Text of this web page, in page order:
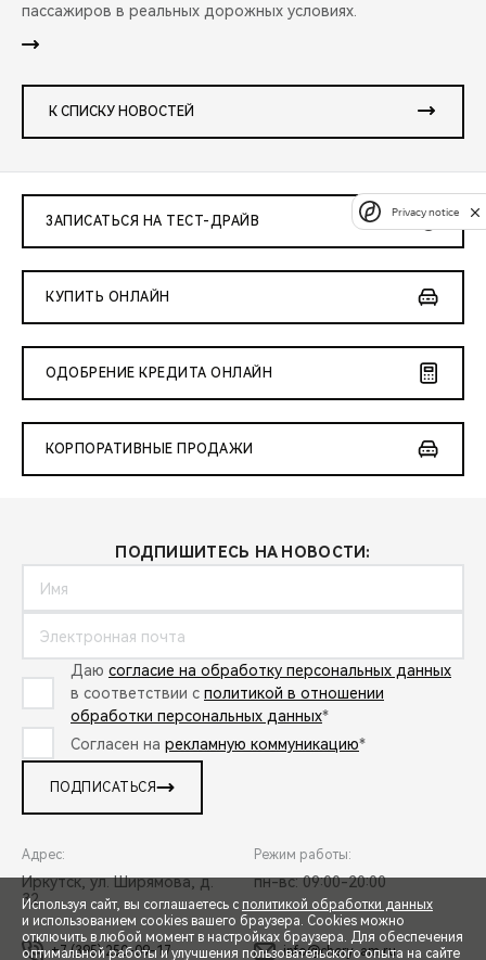
пассажиров в реальных дорожных условиях.
К СПИСКУ НОВОСТЕЙ
ЗАПИСАТЬСЯ НА ТЕСТ-ДРАЙВ
КУПИТЬ ОНЛАЙН
ОДОБРЕНИЕ КРЕДИТА ОНЛАЙН
КОРПОРАТИВНЫЕ ПРОДАЖИ
ПОДПИШИТЕСЬ НА НОВОСТИ:
Даю согласие на обработку персональных данных
в соответствии с политикой в отношении
обработки персональных данных*
Согласен на рекламную коммуникацию*
ПОДПИСАТЬСЯ
Адрес:
Иркутск, ул. Ширямова, д.
32
Режим работы:
пн-вс: 09:00-20:00
+7 (395) 250-09-17 info@chery-am.ru
Используя сайт, вы соглашаетесь с политикой обработки данных
и использованием cookies вашего браузера. Cookies можно
отключить в любой момент в настройках браузера. Для обеспечения
оптимальной работы и улучшения пользовательского опыта на сайте
Privacy notice